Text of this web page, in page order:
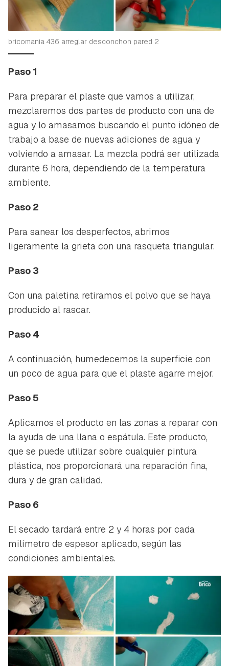
bricomania 436 arreglar desconchon pared 2
Paso 1
Para preparar el plaste que vamos a utilizar,
mezclaremos dos partes de producto con una de
agua y lo amasamos buscando el punto idóneo de
trabajo a base de nuevas adiciones de agua y
volviendo a amasar. La mezcla podrá ser utilizada
durante 6 hora, dependiendo de la temperatura
ambiente.
Paso 2
Para sanear los desperfectos, abrimos
ligeramente la grieta con una rasqueta triangular.
Paso 3
Con una paletina retiramos el polvo que se haya
producido al rascar.
Paso 4
A continuación, humedecemos la superficie con
un poco de agua para que el plaste agarre mejor.
Paso 5
Aplicamos el producto en las zonas a reparar con
la ayuda de una llana o espátula. Este producto,
que se puede utilizar sobre cualquier pintura
plástica, nos proporcionará una reparación fina,
dura y de gran calidad.
Paso 6
El secado tardará entre 2 y 4 horas por cada
milímetro de espesor aplicado, según las
condiciones ambientales.